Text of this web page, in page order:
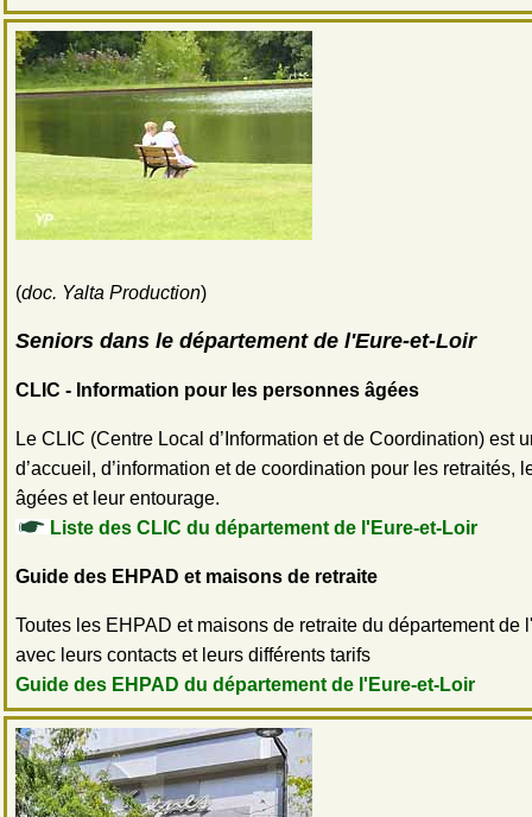
(doc. Yalta Production)
Seniors dans le département de l'Eure-et-Loir
CLIC - Information pour les personnes âgées
Le CLIC (Centre Local d’Information et de Coordination) est
d’accueil, d’information et de coordination pour les retraités,
âgées et leur entourage.
Liste des CLIC du département de l'Eure-et-Loir
Guide des EHPAD et maisons de retraite
Toutes les EHPAD et maisons de retraite du département de
avec leurs contacts et leurs différents tarifs
Guide des EHPAD du département de l'Eure-et-Loir